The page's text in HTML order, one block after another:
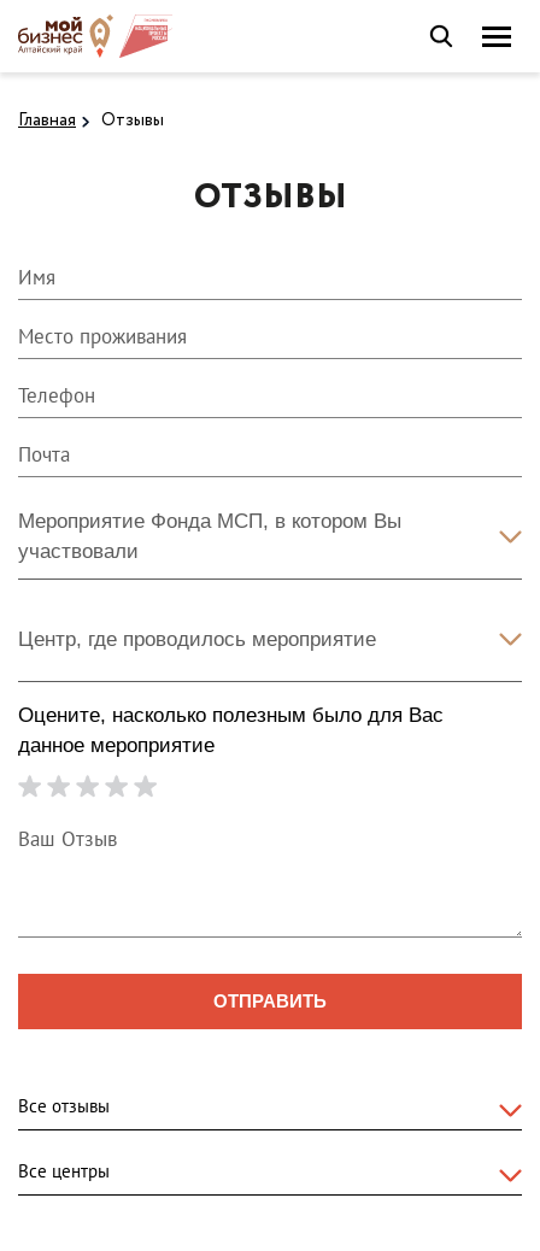
Главная Отзывы
ОТЗЫВЫ
Оцените, насколько полезным было для Вас
данное мероприятие
ОТПРАВИТЬ